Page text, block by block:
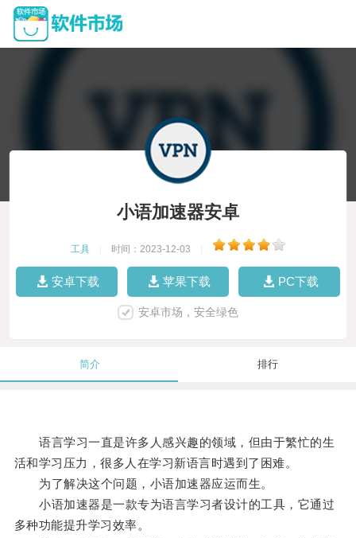
小语加速器安卓
工具 时间：2023-12-03
安卓下载 苹果下载 PC下载
安卓市场，安全绿色
简介 排行
语言学习一直是许多人感兴趣的领域，但由于繁忙的生
活和学习压力，很多人在学习新语言时遇到了困难。
为了解决这个问题，小语加速器应运而生。
小语加速器是一款专为语言学习者设计的工具，它通过
多种功能提升学习效率。